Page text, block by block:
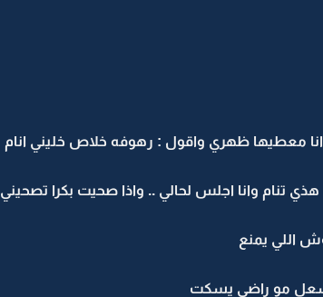
معطيها ظهري واقول : رهوفه خلاص خليني انام
تنام وانا اجلس لحالي .. واذا صحيت بكرا تصحيني
اللي يمنع
مو راضي يسكت